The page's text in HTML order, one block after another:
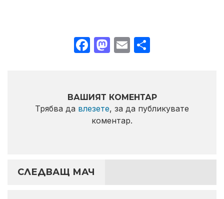
Facebook
Mastodon
Email
ВАШИЯТ КОМЕНТАР
Трябва да влезете, за да публикувате
коментар.
СЛЕДВАЩ МАЧ